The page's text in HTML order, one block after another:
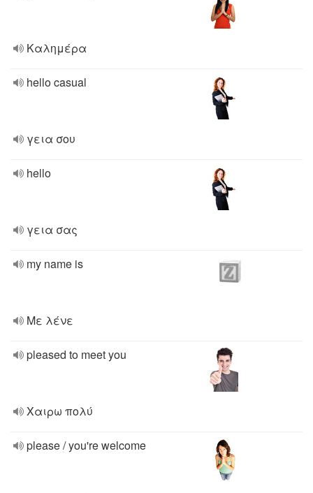
Καλημέρα
hello casual
γεια σου
hello
γεια σας
my name is
Με λένε
pleased to meet you
Χαιρω πολύ
please / you're welcome